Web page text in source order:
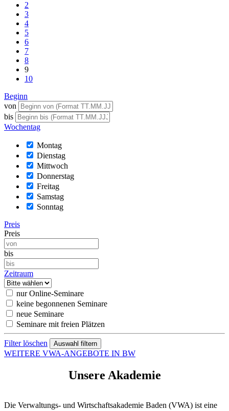
2
3
4
5
6
7
8
9
10
Beginn
von
bis
Wochentag
Montag
Dienstag
Mittwoch
Donnerstag
Freitag
Samstag
Sonntag
Preis
Preis
bis
Zeitraum
nur Online-Seminare
keine begonnenen Seminare
neue Seminare
Seminare mit freien Plätzen
Filter löschen
WEITERE VWA-ANGEBOTE IN BW
Unsere Akademie
Die Verwaltungs- und Wirtschaftsakademie Baden (VWA) ist eine